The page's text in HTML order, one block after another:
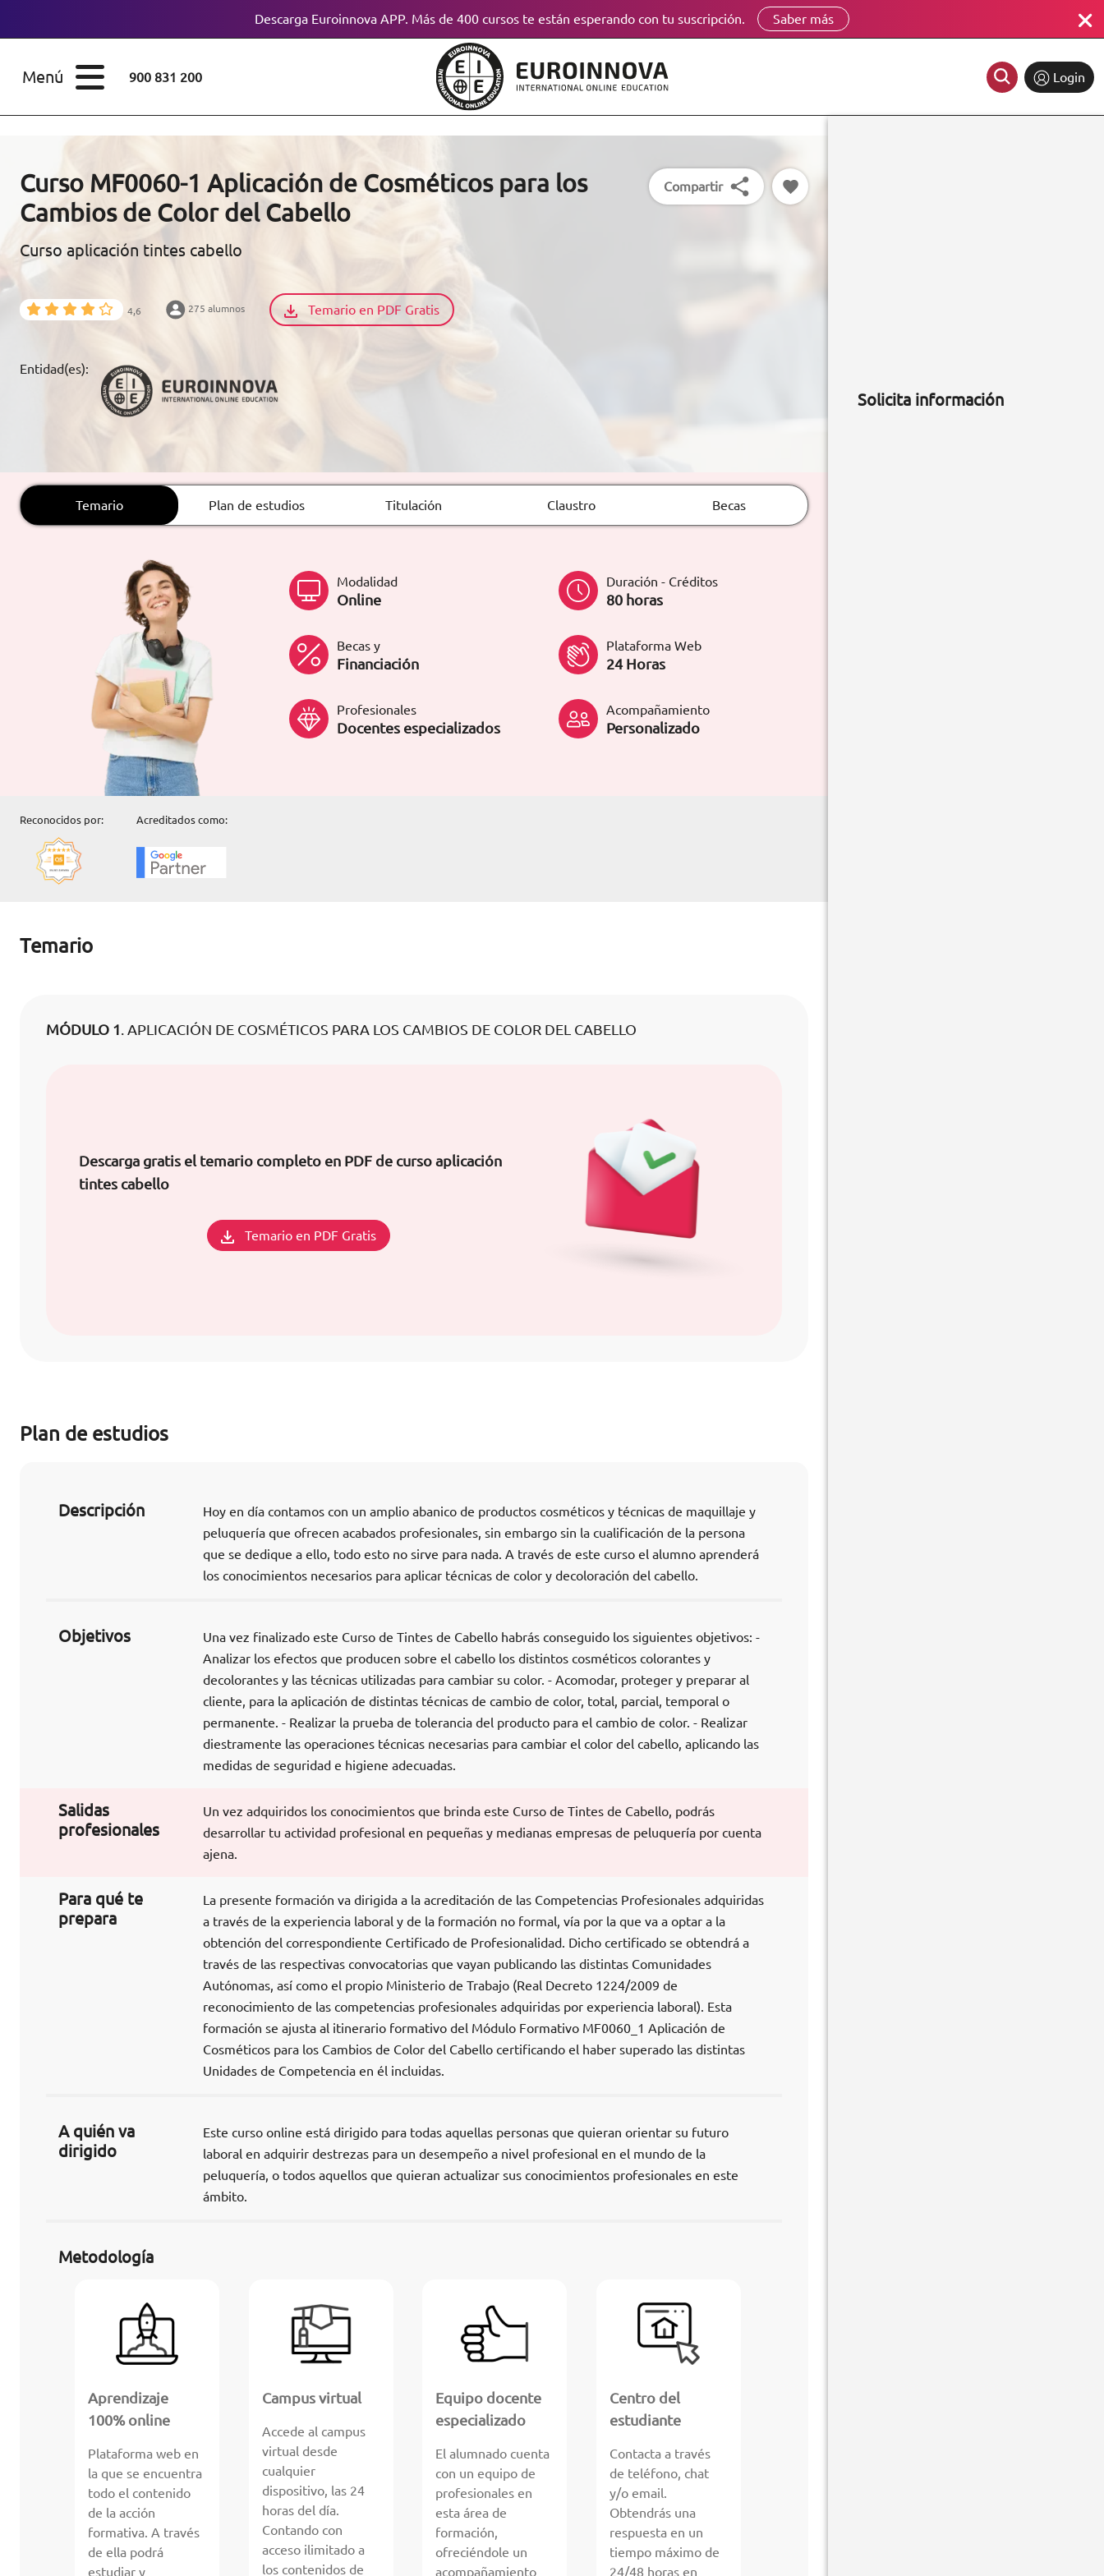
Descarga Euroinnova APP. Más de 400 cursos te están esperando con tu suscripción. Saber más
Menú 900 831 200 Login
CONOCE EUROINNOVA
BECAS Y
RECURSOS
CONTACTO ES
formacion@euroinnova.com
TRABAJA CON NOSOTROS
ESTUDIOS
Licenciaturas
Doctorados
Maestría
Diplomados
Certificados de
Profesionalidad
Curso MF0060-1 Aplicación de Cosméticos para los
Cambios de Color del Cabello
Curso aplicación tintes cabello
4,6 275 alumnos Temario en PDF Gratis
Entidad(es):
Compartir
Temario Plan de estudios Titulación Claustro Becas
Modalidad
Online
Duración - Créditos
80 horas
Becas y
Financiación
Plataforma Web
24 Horas
Profesionales
Docentes especializados
Acompañamiento
Personalizado
Reconocidos por: Acreditados como:
Temario
MÓDULO 1. APLICACIÓN DE COSMÉTICOS PARA LOS CAMBIOS DE COLOR DEL CABELLO
Descarga gratis el temario completo en PDF de curso aplicación
tintes cabello
Temario en PDF Gratis
Plan de estudios
Descripción
Hoy en día contamos con un amplio abanico de productos cosméticos y técnicas de maquillaje y
peluquería que ofrecen acabados profesionales, sin embargo sin la cualificación de la persona
que se dedique a ello, todo esto no sirve para nada. A través de este curso el alumno aprenderá
los conocimientos necesarios para aplicar técnicas de color y decoloración del cabello.
Objetivos
Una vez finalizado este Curso de Tintes de Cabello habrás conseguido los siguientes objetivos: -
Analizar los efectos que producen sobre el cabello los distintos cosméticos colorantes y
decolorantes y las técnicas utilizadas para cambiar su color. - Acomodar, proteger y preparar al
cliente, para la aplicación de distintas técnicas de cambio de color, total, parcial, temporal o
permanente. - Realizar la prueba de tolerancia del producto para el cambio de color. - Realizar
diestramente las operaciones técnicas necesarias para cambiar el color del cabello, aplicando las
medidas de seguridad e higiene adecuadas.
Salidas
profesionales
Un vez adquiridos los conocimientos que brinda este Curso de Tintes de Cabello, podrás
desarrollar tu actividad profesional en pequeñas y medianas empresas de peluquería por cuenta
ajena.
Para qué te
prepara
La presente formación va dirigida a la acreditación de las Competencias Profesionales adquiridas
a través de la experiencia laboral y de la formación no formal, vía por la que va a optar a la
obtención del correspondiente Certificado de Profesionalidad. Dicho certificado se obtendrá a
través de las respectivas convocatorias que vayan publicando las distintas Comunidades
Autónomas, así como el propio Ministerio de Trabajo (Real Decreto 1224/2009 de
reconocimiento de las competencias profesionales adquiridas por experiencia laboral). Esta
formación se ajusta al itinerario formativo del Módulo Formativo MF0060_1 Aplicación de
Cosméticos para los Cambios de Color del Cabello certificando el haber superado las distintas
Unidades de Competencia en él incluidas.
A quién va
dirigido
Este curso online está dirigido para todas aquellas personas que quieran orientar su futuro
laboral en adquirir destrezas para un desempeño a nivel profesional en el mundo de la
peluquería, o todos aquellos que quieran actualizar sus conocimientos profesionales en este
ámbito.
Metodología
Aprendizaje
100% online
Plataforma web en
la que se encuentra
todo el contenido
de la acción
formativa. A través
de ella podrá
estudiar y
Campus virtual
Accede al campus
virtual desde
cualquier
dispositivo, las 24
horas del día.
Contando con
acceso ilimitado a
los contenidos de
Equipo docente
especializado
El alumnado cuenta
con un equipo de
profesionales en
esta área de
formación,
ofreciéndole un
acompañamiento
Centro del
estudiante
Contacta a través
de teléfono, chat
y/o email.
Obtendrás una
respuesta en un
tiempo máximo de
24/48 horas en
Solicita información